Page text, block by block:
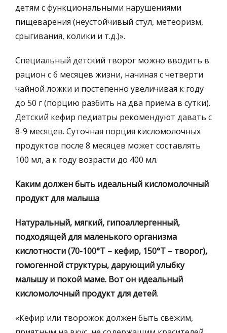
детям с функциональными нарушениями
пищеварения (неустойчивый стул, метеоризм,
срыгивания, колики и т.д.)».
Специальный детский творог можно вводить в
рацион с 6 месяцев жизни, начиная с четверти
чайной ложки и постепенно увеличивая к году
до 50 г (порцию разбить на два приема в сутки).
Детский кефир педиатры рекомендуют давать с
8-9 месяцев. Суточная порция кисломолочных
продуктов после 8 месяцев может составлять
100 мл, а к году возрасти до 400 мл.
Каким должен быть идеальный кисломолочный
продукт для малыша
Натуральный, мягкий, гипоаллергенный,
подходящей для маленького организма
кислотности (70-100°T – кефир, 150°T – творог),
гомогенной структуры, дарующий улыбку
малышу и покой маме. Вот он идеальный
кисломолочный продукт для детей.
«Кефир или творожок должен быть свежим,